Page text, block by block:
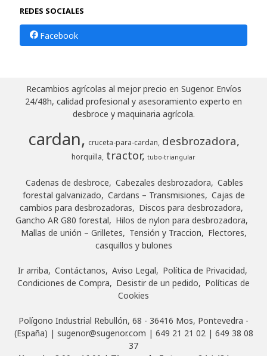
REDES SOCIALES
Facebook
Recambios agrícolas al mejor precio en Sugenor. Envíos
24/48h, calidad profesional y asesoramiento experto en
desbroce y maquinaria agrícola.
cardan cruceta-para-cardan desbrozadora
horquilla tractor tubo-triangular
Cadenas de desbroce Cabezales desbrozadora
Cables
forestal galvanizado
Cardans – Transmisiones
Cajas de
cambios para desbrozadoras
Discos para desbrozadora
Gancho AR G80 forestal
Hilos de nylon para desbrozadora
Mallas de unión – Grilletes
Tensión y Traccion
Flectores,
casquillos y bulones
Ir arriba Contáctanos Aviso Legal
Política de Privacidad
Condiciones de Compra
Desistir de un pedido
Políticas de
Cookies
Polígono Industrial Rebullón, 68 - 36416 Mos, Pontevedra -
(España) | sugenor@sugenor.com | 649 21 21 02| 649 38 08
37